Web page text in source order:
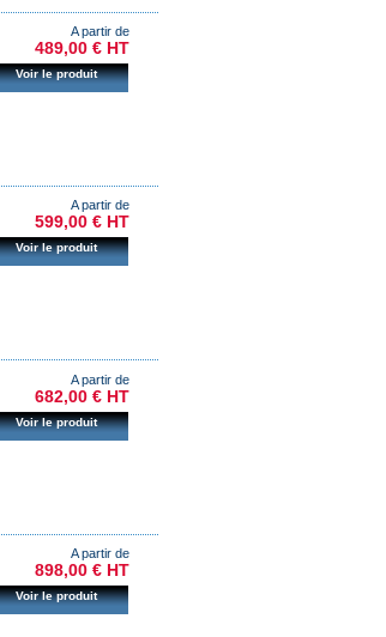
A partir de
489,00 € HT
Voir le produit
A partir de
599,00 € HT
Voir le produit
A partir de
682,00 € HT
Voir le produit
A partir de
898,00 € HT
Voir le produit